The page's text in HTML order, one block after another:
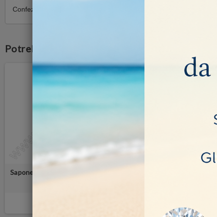
Confezione da 1kg.
Potrebbe anche piacerti
Sapone pre-lucidatura metalli